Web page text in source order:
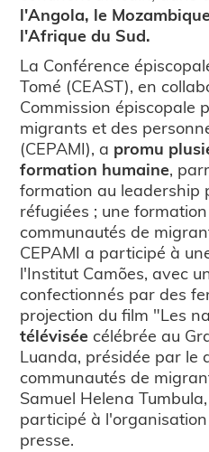
l'Angola, le
l'Afrique du Sud.
La Conférence
Tomé (CEAST), en
Commission épiscopale
migrants et des
(CEPAMI), a promu
formation humaine,
formation au leadership
réfugiées ; une
communautés de
CEPAMI a participé à
l'Institut Camões, avec
confectionnés par des
projection du film "Les
télévisée célébrée au
Luanda, présidée par le
communautés de
Samuel Helena
participé à
presse.